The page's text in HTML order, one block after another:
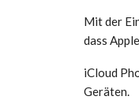
Mit der
dass
iCloud
Geräten.